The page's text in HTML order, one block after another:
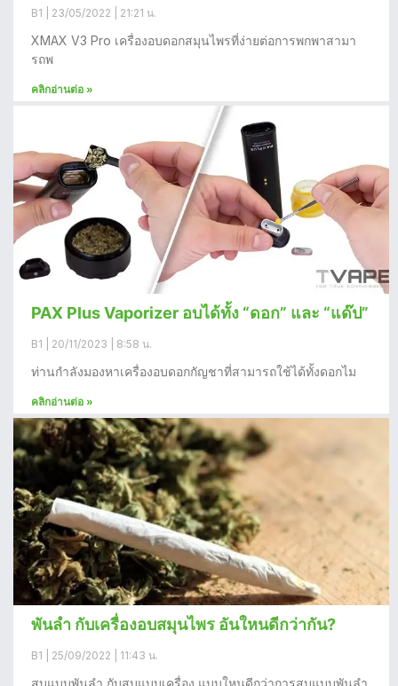
B1 23/05/2022 21:21 น.
XMAX V3 Pro เครื่องอบดอกสมุนไพรที่ง่ายต่อการพกพาสามา
รถพ
คลิกอ่านต่อ »
PAX Plus Vaporizer อบได้ทั้ง “ดอก” และ “แด๊ป”
B1 20/11/2023 8:58 น.
ท่านกำลังมองหาเครื่องอบดอกกัญชาที่สามารถใช้ได้ทั้งดอกไม
คลิกอ่านต่อ »
พันลำ กับเครื่องอบสมุนไพร อันใหนดีกว่ากัน?
B1 25/09/2022 11:43 น.